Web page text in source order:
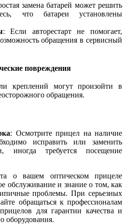
замена батарей может решить
что батареи установлены
: Если авторестарт не помогает,
обращения в сервисный
повреждения
креплений могут произойти в
обращения.
: Осмотрите прицел на наличие
исправить или заменить
иногда требуется посещение
о вашем оптическом прицеле
обслуживание и знание о том, как
проблемы. При серьезных
обращаться к профессионалам
для гарантии качества и
оборудования.